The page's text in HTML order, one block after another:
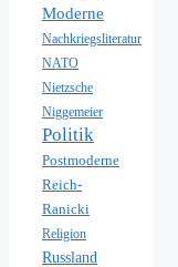
Moderne
Nachkriegsliteratur
NATO
Nietzsche
Niggemeier
Politik
Postmoderne
Reich-
Ranicki
Religion
Russland